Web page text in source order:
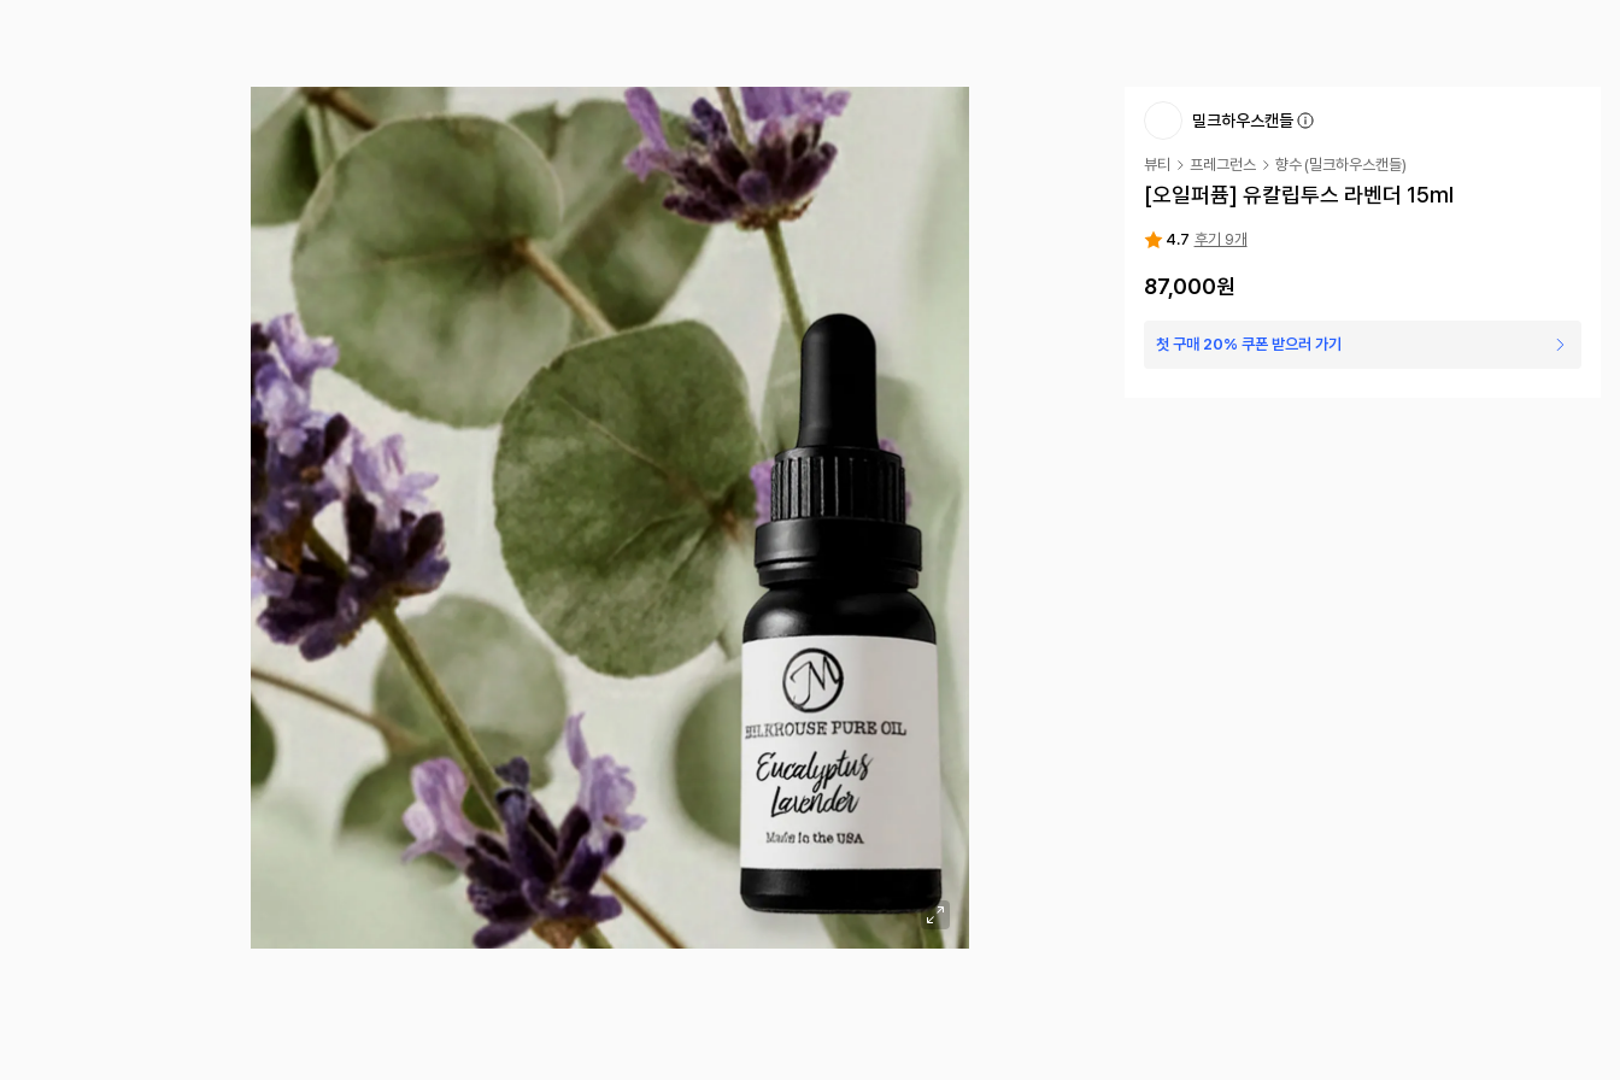
밀크하우스캔들
뷰티 프레그런스 향수 (밀크하우스캔들)
[오일퍼퓸] 유칼립투스 라벤더 15ml
4.7 후기 9개
87,000원
첫 구매 20% 쿠폰 받으러 가기